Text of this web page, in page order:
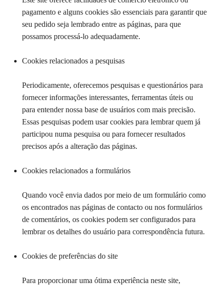
pagamento e alguns cookies são essenciais para garantir que
seu pedido seja lembrado entre as páginas, para que
possamos processá-lo adequadamente.
Cookies relacionados a pesquisas
Periodicamente, oferecemos pesquisas e questionários para
fornecer informações interessantes, ferramentas úteis ou
para entender nossa base de usuários com mais precisão.
Essas pesquisas podem usar cookies para lembrar quem já
participou numa pesquisa ou para fornecer resultados
precisos após a alteração das páginas.
Cookies relacionados a formulários
Quando você envia dados por meio de um formulário como
os encontrados nas páginas de contacto ou nos formulários
de comentários, os cookies podem ser configurados para
lembrar os detalhes do usuário para correspondência futura.
Cookies de preferências do site
Para proporcionar uma ótima experiência neste site,